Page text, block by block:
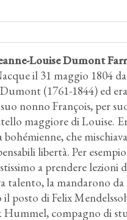
Louise Dumont
il 31 maggio 1804
(1761-1844) ed
nonno François, per
maggiore di Louise.
che mischiava
libertà. Per
a prendere lezioni
talento, la mandarono
posto di Felix
Hummel, compagno di